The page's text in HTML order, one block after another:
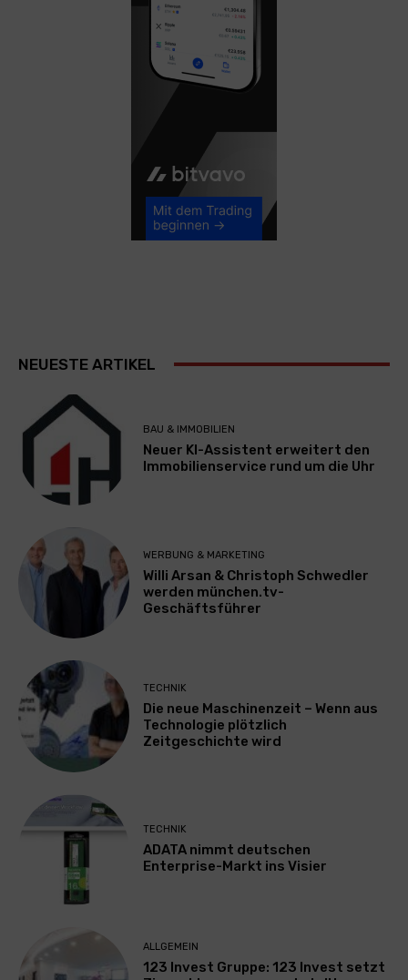
NEUESTE ARTIKEL
BAU & IMMOBILIEN
Neuer KI-Assistent erweitert den
Immobilienservice rund um die Uhr
WERBUNG & MARKETING
Willi Arsan & Christoph Schwedler
werden münchen.tv-
Geschäftsführer
TECHNIK
Die neue Maschinenzeit – Wenn aus
Technologie plötzlich
Zeitgeschichte wird
TECHNIK
ADATA nimmt deutschen
Enterprise-Markt ins Visier
ALLGEMEIN
123 Invest Gruppe: 123 Invest setzt